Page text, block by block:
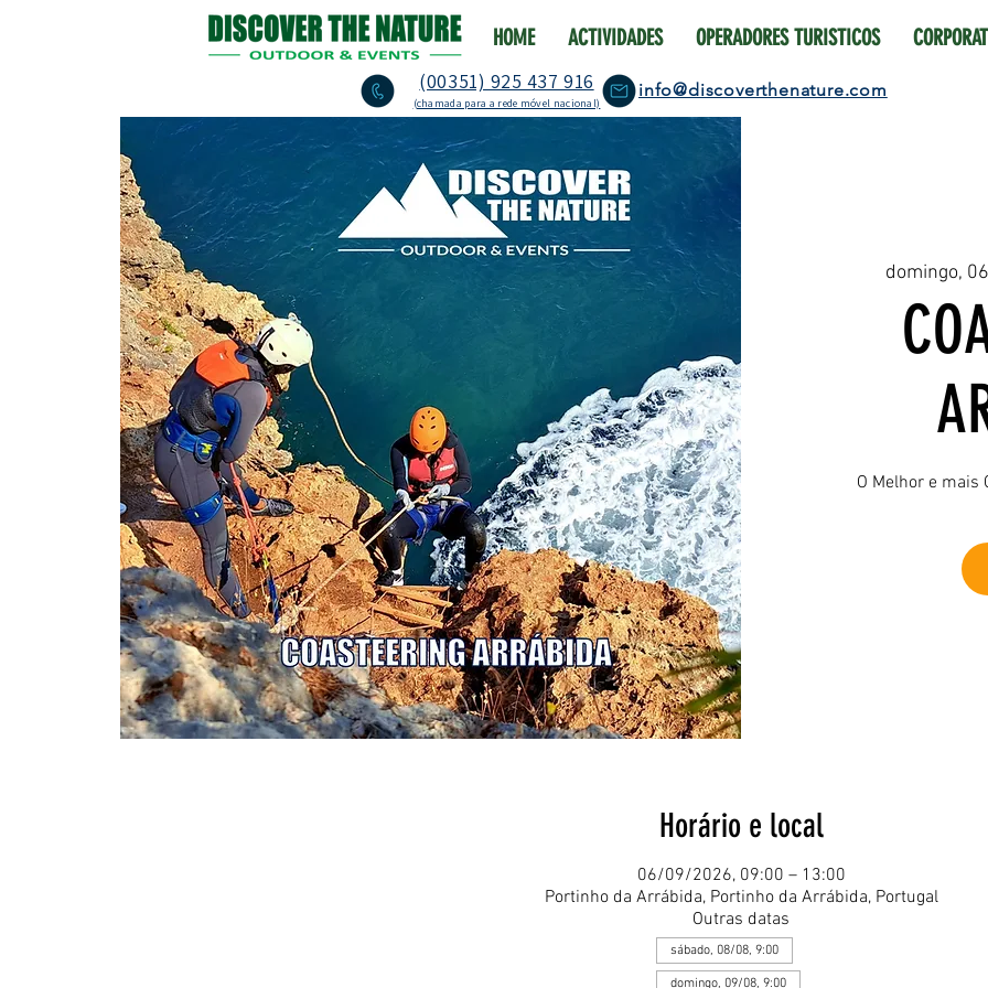
HOME ACTIVIDADES OPERADORES TURISTICOS
(00351) 925 437 916
(chamada para a rede móvel nacional)
info@discoverthenature.com
domingo,
O Melhor e mais
Horário e local
06/09/2026, 09:00 – 13:00
Portinho da Arrábida, Portinho da Arrábida, Portugal
Outras datas
sábado, 08/08, 9:00
domingo, 09/08, 9:00